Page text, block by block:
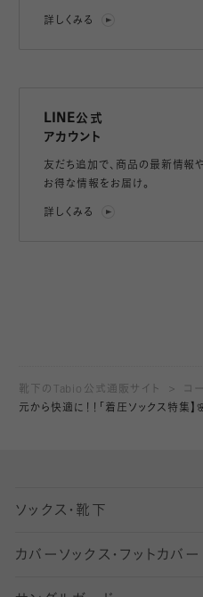
詳しくみる
LINE公式
アカウント
友だち追加で、 商品の最新情報
お得な情報をお届け。
詳しくみる
靴下のTabio公式通販サイト コ
元から快適に！！「着圧ソックス特集】
ソックス・靴下
五本指ソックス・靴下
カバーソックス・フットカバー